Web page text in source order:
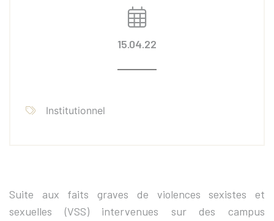
15.04.22
Institutionnel
Suite aux faits graves de violences sexistes et
sexuelles (VSS) intervenues sur des campus